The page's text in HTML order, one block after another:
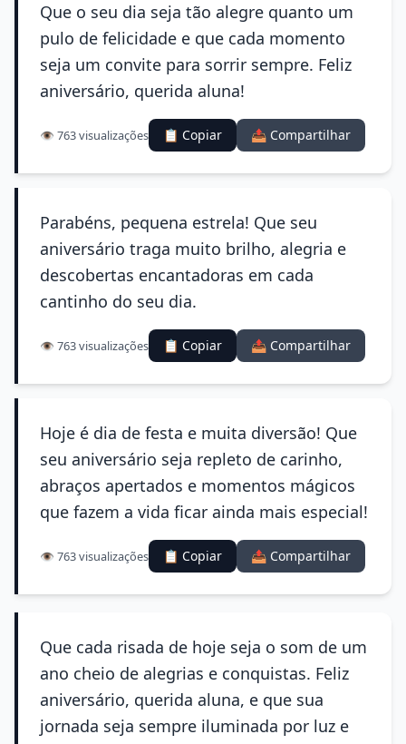
Que o seu dia seja tão alegre quanto um
pulo de felicidade e que cada momento
seja um convite para sorrir sempre. Feliz
aniversário, querida aluna!
👁️ 763 visualizações 📋 Copiar 📤 Compartilhar
Parabéns, pequena estrela! Que seu
aniversário traga muito brilho, alegria e
descobertas encantadoras em cada
cantinho do seu dia.
👁️ 763 visualizações 📋 Copiar 📤 Compartilhar
Hoje é dia de festa e muita diversão! Que
seu aniversário seja repleto de carinho,
abraços apertados e momentos mágicos
que fazem a vida ficar ainda mais especial!
👁️ 763 visualizações 📋 Copiar 📤 Compartilhar
Que cada risada de hoje seja o som de um
ano cheio de alegrias e conquistas. Feliz
aniversário, querida aluna, e que sua
jornada seja sempre iluminada por luz e